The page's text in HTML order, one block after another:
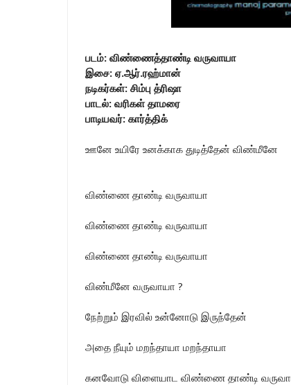
படம்: விண்ணைத்தாண்டி வருவாயா
இசை: ஏ.ஆர்.ரஹ்மான்
நடிகர்கள்: சிம்பு த்ரிஷா
பாடல்: வரிகள் தாமரை
பாடியவர்: கார்த்திக்
ஊனே உயிரே உனக்காக துடித்தேன் விண்மீனே
விண்ணை தாண்டி வருவாயா
விண்ணை தாண்டி வருவாயா
விண்ணை தாண்டி வருவாயா
விண்மீனே வருவாயா ?
நேற்றும் இரவில் உன்னோடு இருந்தேன்
அதை நீயும் மறந்தாயா மறந்தாயா
கனவோடு விளையாட விண்ணை தாண்டி